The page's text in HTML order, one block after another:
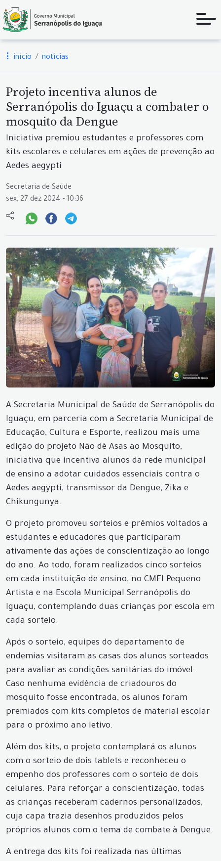
início notícias
Projeto incentiva alunos de
Serranópolis do Iguaçu a combater o
mosquito da Dengue
Iniciativa premiou estudantes e professores com
kits escolares e celulares em ações de prevenção ao
Aedes aegypti
Secretaria de Saúde
sex, 27 dez 2024 - 10:36
A Secretaria Municipal de Saúde de Serranópolis do
Iguaçu, em parceria com a Secretaria Municipal de
Educação, Cultura e Esporte, realizou mais uma
edição do projeto Não dê Asas ao Mosquito,
iniciativa que incentiva alunos da rede municipal
de ensino a adotar cuidados essenciais contra o
Aedes aegypti, transmissor da Dengue, Zika e
Chikungunya.
O projeto promoveu sorteios e prêmios voltados a
estudantes e educadores que participaram
ativamente das ações de conscientização ao longo
do ano. Ao todo, foram realizados cinco sorteios
em cada instituição de ensino, no CMEI Pequeno
Artista e na Escola Municipal Serranópolis do
Iguaçu, contemplando duas crianças por escola em
cada sorteio.
Após o sorteio, equipes do departamento de
endemias visitaram as casas dos alunos sorteados
para avaliar as condições sanitárias do imóvel.
Caso nenhuma evidência de criadouros do
mosquito fosse encontrada, os alunos foram
premiados com kits completos de material escolar
para o próximo ano letivo.
Além dos kits, o projeto contemplará os alunos
com o sorteio de dois tablets e reconheceu o
empenho dos professores com o sorteio de dois
celulares. Para reforçar a conscientização, todas
as crianças receberam cadernos personalizados,
cuja capa trazia desenhos produzidos pelos
próprios alunos com o tema de combate à Dengue.
A entrega dos kits foi realizada nas últimas